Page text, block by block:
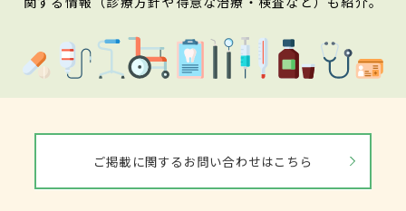
ご掲載に関するお問い合わせはこちら